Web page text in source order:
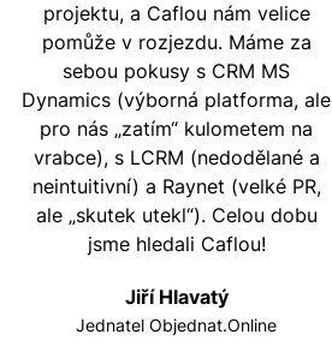
projektu, a Caflou nám velice
pomůže v rozjezdu. Máme za
sebou pokusy s CRM MS
Dynamics (výborná platforma, ale
pro nás „zatím“ kulometem na
vrabce), s LCRM (nedodělané a
neintuitivní) a Raynet (velké PR,
ale „skutek utekl“). Celou dobu
jsme hledali Caflou!
Jiří Hlavatý
Jednatel Objednat.Online